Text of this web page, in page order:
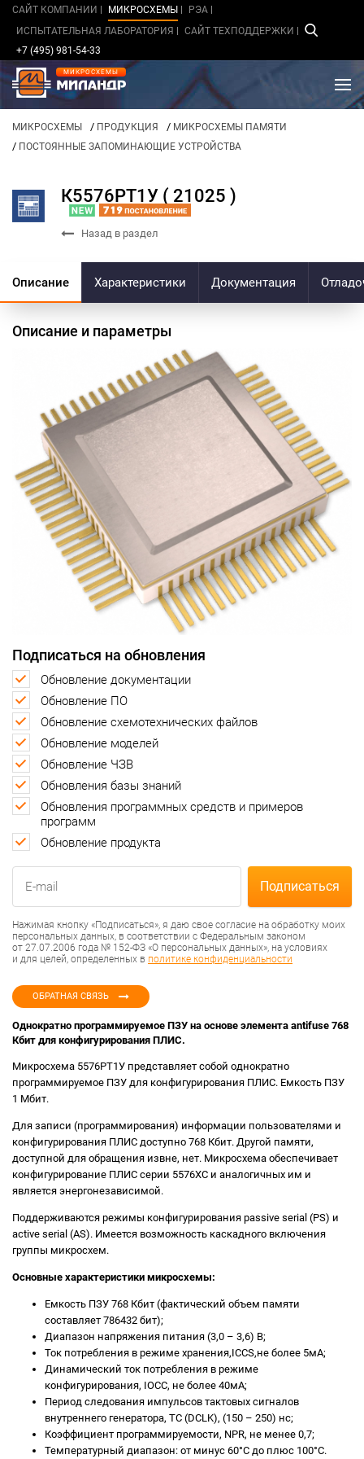
САЙТ КОМПАНИИ МИКРОСХЕМЫ
РЭА
ИСПЫТАТЕЛЬНАЯ ЛАБОРАТОРИЯ
САЙТ ТЕХПОДДЕРЖКИ
+7 (495) 981-54-33
МИКРОСХЕМЫ
МИКРОСХЕМЫ / ПРОДУКЦИЯ / МИКРОСХЕМЫ ПАМЯТИ
/ ПОСТОЯННЫЕ ЗАПОМИНАЮЩИЕ УСТРОЙСТВА
К5576РТ1У ( 21025 )
Назад в раздел
Описание Характеристики Документация
Описание и параметры
Однократно программируемое ПЗУ на основе элемента antifuse 768
Кбит для конфигурирования ПЛИС.
Микросхема 5576РТ1У представляет собой однократно
программируемое ПЗУ для конфигурирования ПЛИС. Емкость ПЗУ
1 Мбит.
Для записи (программирования) информации пользователями и
конфигурирования ПЛИС доступно 768 Кбит. Другой памяти,
доступной для обращения извне, нет. Микросхема обеспечивает
конфигурирование ПЛИС серии 5576ХС и аналогичных им и
является энергонезависимой.
Поддерживаются режимы конфигурирования passive serial (PS) и
active serial (AS). Имеется возможность каскадного включения
группы микросхем.
Основные характеристики микросхемы:
Емкость ПЗУ 768 Кбит (фактический объем памяти
составляет 786432 бит);
Диапазон напряжения питания (3,0 – 3,6) В;
Ток потребления в режиме хранения,ICCS,не более 5мА;
Динамический ток потребления в режиме
конфигурирования, IOCC, не более 40мА;
Период следования импульсов тактовых сигналов
внутреннего генератора, TC (DCLK), (150 – 250) нс;
Коэффициент программируемости, NPR, не менее 0,7;
Температурный диапазон: от минус 60°С до плюс 100°С.
Подписаться на обновления
Обновление документации
Обновление ПО
Обновление схемотехнических файлов
Обновление моделей
Обновление ЧЗВ
Обновления базы знаний
Обновления программных средств и примеров
программ
Обновление продукта
Нажимая кнопку «Подписаться», я даю свое согласие на обработку моих
персональных данных, в соответствии с Федеральным законом
от 27.07.2006 года № 152-ФЗ «О персональных данных», на условиях
и для целей, определенных в политике конфиденциальности
ОБРАТНАЯ СВЯЗЬ